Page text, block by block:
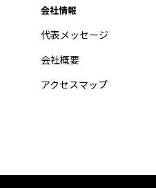
会社情報
代表メッセージ
会社概要
アクセスマップ